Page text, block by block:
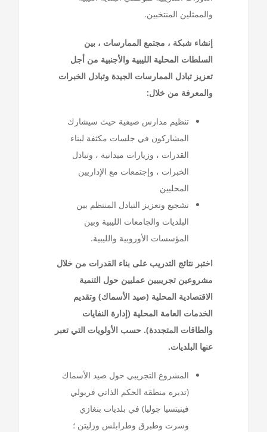
والممثلين المنتخبين.
إنشاء شبكة ، مجتمع الممارسات ، بين
السلطات المحلية الليبية والأجنبية من أجل
تعزيز تبادل الممارسات الجيدة وتبادل الخبرات
والمعرفة من خلال:
تنظيم مدارس صيفية حيث سيشارك
المشاركون في جلسات مكثفة لبناء
القدرات ، وزيارات ميدانية ، وتبادل
الخبرات ، وإجتمعات مع الإداريين
المحليين
تشجيع وتعزيز التبادل المنتظم بين
البلديات والجامعات الليبية وبين
المؤسسات الأوروبية والليبية.
اختبر نتائج التدريب على بناء القدرات من خلال
مشروعين تجريبيين عمليين حول التنمية
الاقتصادية المحلية (صيد الأسماك) وتقديم
الخدمات العامة المحلية (إدارة النفايات
والطاقات المتجددة). حسب الأولويات التي تعبر
عنها البلديات.
المشروع التجريبي حول صيد الأسماك
(تديره منطقة الحكم الذاتي فريولي
فينيتسيا جوليا) في بلديات بنغازي
وسرت وطبرق وطرابلس وزليتن ؛